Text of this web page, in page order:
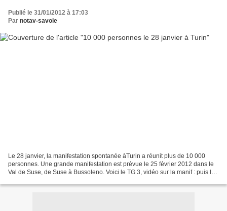
Publié le 31/01/2012 à 17:03
Par notav-savoie
Le 28 janvier, la manifestation spontanée àTurin a réunit plus de 10 000
personnes. Une grande manifestation est prévue le 25 février 2012 dans le
Val de Suse, de Suse à Bussoleno. Voici le TG 3, vidéo sur la manif : puis le